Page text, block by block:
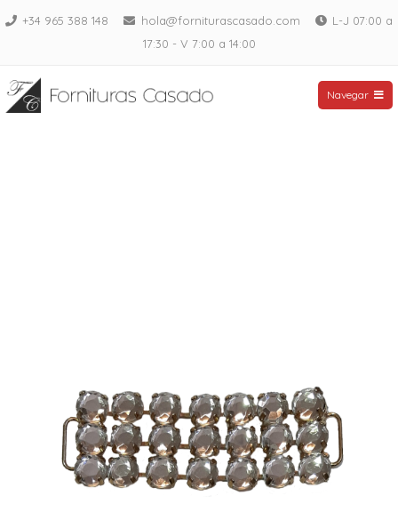
Saltar+34 965 388 148 hola@forniturascasado.com
L-J 07:00 a
17:30 - V 7:00 a 14:00
Fornituras Casado
Navegar